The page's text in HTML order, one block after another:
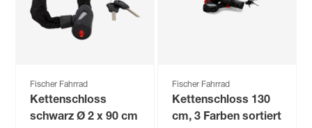
Fischer Fahrrad
Kettenschloss
schwarz Ø 2 x 90 cm
Fischer Fahrrad
Kettenschloss 130
cm, 3 Farben sortiert